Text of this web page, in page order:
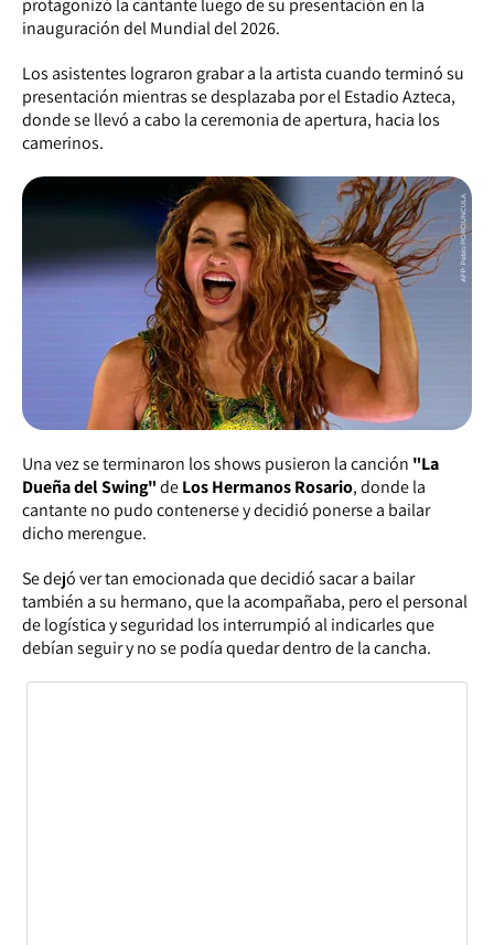
protagonizó la cantante luego de su presentación en la
inauguración del Mundial del 2026.
Los asistentes lograron grabar a la artista cuando terminó su
presentación mientras se desplazaba por el Estadio Azteca,
donde se llevó a cabo la ceremonia de apertura, hacia los
camerinos.
Una vez se terminaron los shows pusieron la canción "La
Dueña del Swing"deLos Hermanos Rosario, donde la
cantante no pudo contenerse y decidió ponerse a bailar
dicho merengue.
Se dejó ver tan emocionada que decidió sacar a bailar
también a su hermano, que la acompañaba, pero el personal
de logística y seguridad los interrumpió al indicarles que
debían seguir y no se podía quedar dentro de la cancha.